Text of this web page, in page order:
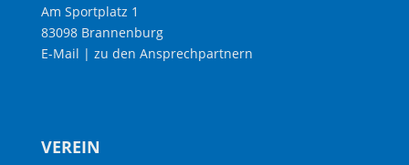
Am Sportplatz 1
83098 Brannenburg
E-Mail | zu den Ansprechpartnern
VEREIN